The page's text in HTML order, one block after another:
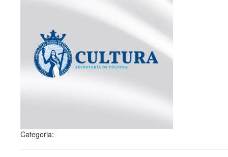
Categoria: